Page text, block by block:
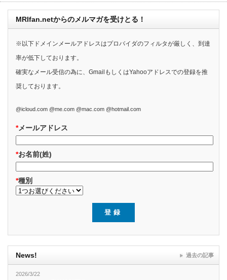
MRIfan.netからのメルマガを受けとる！
※以下ドメインメールアドレスはプロバイダのフィルタが厳しく、到達
率が低下しております。
確実なメール受信の為に、GmailもしくはYahooアドレスでの登録を推
奨しております。
@icloud.com @me.com @mac.com @hotmail.com
*メールアドレス
*お名前(姓)
*種別
News!
2026/3/22
過去の記事